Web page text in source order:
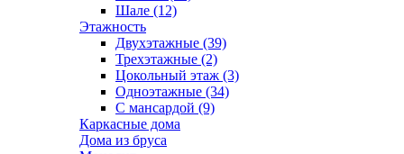
Шале (12)
Этажность
Двухэтажные (39)
Трехэтажные (2)
Цокольный этаж (3)
Одноэтажные (34)
С мансардой (9)
Каркасные дома
Дома из бруса